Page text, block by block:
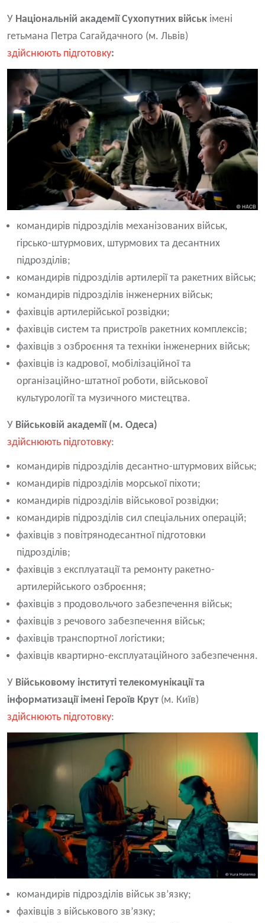
У Національній академії Сухопутних військ імені
гетьмана Петра Сагайдачного (м. Львів)
здійснюють підготовку:
командирів підрозділів механізованих військ,
гірсько-штурмових, штурмових та десантних
підрозділів;
командирів підрозділів артилерії та ракетних військ;
командирів підрозділів інженерних військ;
фахівців артилерійської розвідки;
фахівців систем та пристроїв ракетних комплексів;
фахівців з озброєння та техніки інженерних військ;
фахівців із кадрової, мобілізаційної та
організаційно-штатної роботи, військової
культурології та музичного мистецтва.
У Військовій академії (м. Одеса)
здійснюють підготовку:
командирів підрозділів десантно-штурмових військ;
командирів підрозділів морської піхоти;
командирів підрозділів військової розвідки;
командирів підрозділів сил спеціальних операцій;
фахівців з повітрянодесантної підготовки
підрозділів;
фахівців з експлуатації та ремонту ракетно-
артилерійського озброєння;
фахівців з продовольчого забезпечення військ;
фахівців з речового забезпечення військ;
фахівців транспортної логістики;
фахівців квартирно-експлуатаційного забезпечення.
У Військовому інституті телекомунікації та
інформатизації імені Героїв Крут (м. Київ)
здійснюють підготовку:
командирів підрозділів військ зв’язку;
фахівців з військового зв’язку;